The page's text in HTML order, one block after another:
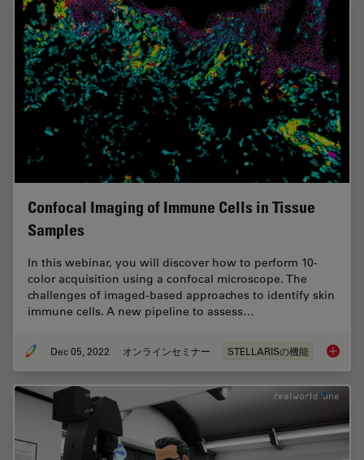
Confocal Imaging of Immune Cells in Tissue
Samples
In this webinar, you will discover how to perform 10-
color acquisition using a confocal microscope. The
challenges of imaged-based approaches to identify skin
immune cells. A new pipeline to assess…
Dec 05, 2022 オンラインセミナー STELLARISの機能